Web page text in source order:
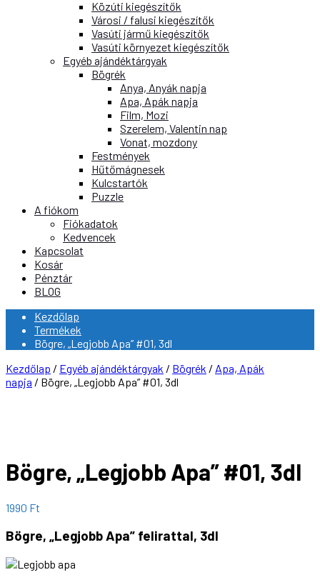
Közúti kiegészítők
Városi / falusi kiegészítők
Vasúti jármű kiegészítők
Vasúti környezet kiegészítők
Egyéb ajándéktárgyak
Bögrék
Anya, Anyák napja
Apa, Apák napja
Film, Mozi
Szerelem, Valentin nap
Vonat, mozdony
Festmények
Hűtőmágnesek
Kulcstartók
Puzzle
A fiókom
Fiókadatok
Kedvencek
Kapcsolat
Kosár
Pénztár
BLOG
Kezdőlap
Termékek
Bögre, „Legjobb Apa” #01, 3dl
Kezdőlap / Egyéb ajándéktárgyak / Bögrék / Apa, Apák
napja / Bögre, „Legjobb Apa” #01, 3dl
Bögre, „Legjobb Apa” #01, 3dl
1990 Ft
Bögre, „Legjobb Apa” felirattal, 3dl